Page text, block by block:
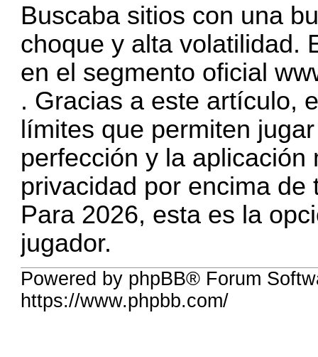
Buscaba sitios con una
choque y alta volatilidad.
en el segmento oficial
. Gracias a este artículo,
límites que permiten
perfección y la aplicación
privacidad por encima
Para 2026, esta es la
jugador.
Powered by phpBB® Forum
https://www.phpbb.com/